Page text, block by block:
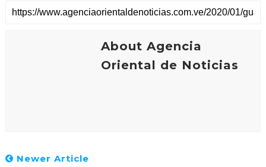
About Agencia
Oriental de Noticias
Newer Article